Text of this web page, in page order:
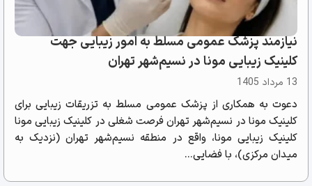
نیازمند پزشک عمومی مسلط به امور زیبایی جهت
کلینیک زیبایی مونا در نسیم‌شهر تهران
13 مرداد 1405
دعوت به همکاری از پزشک عمومی مسلط به تزریقات زیبایی برای
کلینیک مونا در نسیم‌شهر تهران فرصت شغلی در کلینیک زیبایی مونا
کلینیک زیبایی مونا، واقع در منطقه نسیم‌شهر تهران (نزدیک به
میدان مرکزی)، با فضایی...